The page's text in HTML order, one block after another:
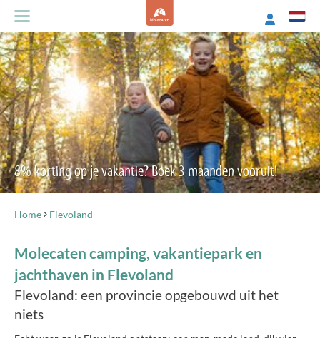
8% korting op je vakantie? Boek 3 maanden vooruit!
Home Flevoland
Molecaten camping, vakantiepark en
jachthaven in Flevoland
Flevoland: een provincie opgebouwd uit het
niets